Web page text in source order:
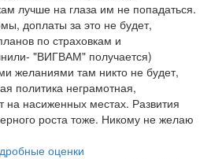
лучше на глаза им не попадаться.
доплаты за это не будет,
по страховкам и
"ВИГВАМ" получается)
желаниями там никто не будет,
политика неграмотная,
на насиженных местах. Развития
роста тоже. Никому не желаю
оценки